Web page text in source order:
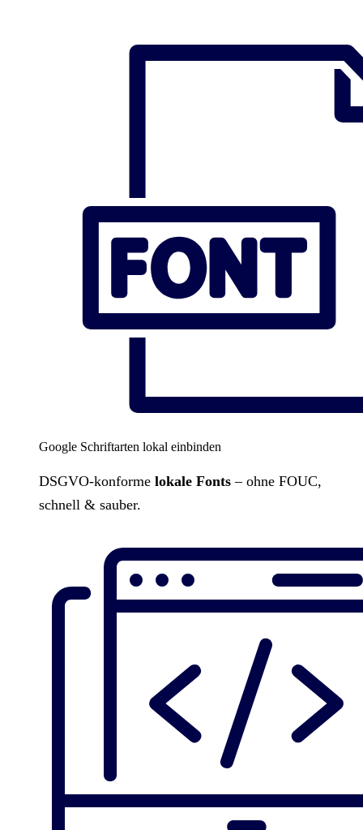
Google Schriftarten lokal einbinden
DSGVO-konforme lokale Fonts – ohne FOUC,
schnell & sauber.